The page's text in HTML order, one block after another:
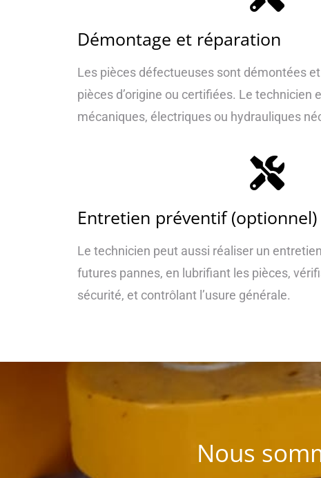
Démontage et réparation
Les pièces défectueuses sont démontées
pièces d’origine ou certifiées. Le technicien
mécaniques, électriques ou hydrauliques
Entretien préventif (optionnel)
Le technicien peut aussi réaliser un
futures pannes, en lubrifiant les pièces,
sécurité, et contrôlant l’usure générale.
Nous